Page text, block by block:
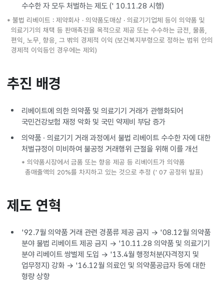
수수한 자 모두 처벌하는 제도 (' 10.11.28 시행)
* 불법 리베이트 : 제약회사 · 의약품도매상 · 의료기기업체 등이 의약품 및
의료기기의 채택 등 판매촉진을 목적으로 제공 또는 수수하는 금전, 물품,
편익, 노무, 향응, 그 밖의 경제적 이익 (보건복지부령으로 정하는 범위 안의
경제적 이익등인 경우에는 제외)
추진 배경
리베이트에 의한 의약품 및 의료기기 거래가 관행화되어
국민건강보험 재정 악화 및 국민 약제비 부담 증가
의약품 · 의료기기 거래 과정에서 불법 리베이트 수수한 자에 대한
처벌규정이 미비하여 불공정 거래행위 근절을 위해 이를 개선
* 의약품시장에서 금품 또는 향응 제공 등 리베이트가 의약품
총매출액의 20%를 차지하고 있는 것으로 추정 (' 07 공정위 발표)
제도 연혁
'92.7월 의약품 거래 관련 경품류 제공 금지 → '08.12월 의약품
분야 불법 리베이트 제공 금지 → '10.11.28 의약품 및 의료기기
분야 리베이트 쌍벌제 도입 → '13.4월 행정처분(자격정지 및
업무정지) 강화 → '16.12월 의료인 및 의약품공급자 등에 대한
형량 상향